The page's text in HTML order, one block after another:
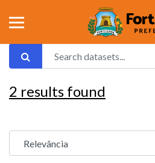
2 results found